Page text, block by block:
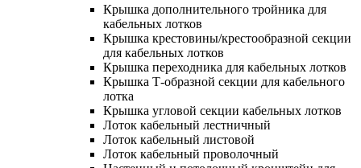
Крышка дополнительного тройника для
кабельных лотков
Крышка крестовины/крестообразной секции
для кабельных лотков
Крышка переходника для кабельных лотков
Крышка Т-образной секции для кабельного
лотка
Крышка угловой секции кабельных лотков
Лоток кабельный лестничный
Лоток кабельный листовой
Лоток кабельный проволочный